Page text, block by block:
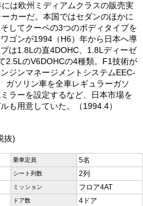
は欧州ミディアムクラスの販売実
カーだ。本国ではセダンのほかに
してクーペの3つのボディタイプを
ゴンが1994（H6）年から日本へ導
は1.8Lの直4DOHC、1.8Lディーゼ
2.5LのV6DOHCの4種類。F1技術が
ジンマネージメントシステムEEC-
ガソリン車を全車レギュラーガソ
ラーを設定するなど、日本市場を
も用意していた。（1994.4）
抜)
乗車定員 5名
シート列数 2列
ミッション フロア4AT
ドア数 4ドア